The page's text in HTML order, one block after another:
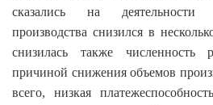
сказались на деятельности
производства снизился в
снизилась также численность
причиной снижения объемов
всего, низкая